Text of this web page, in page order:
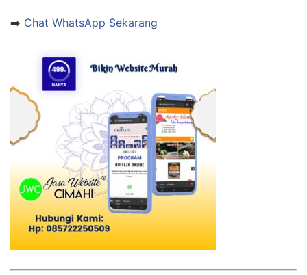
➡️ Chat WhatsApp Sekarang